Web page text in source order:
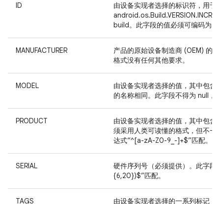
ID
由设备实现者选择的标识符，用
build。此字段的值必须可编码为
MANUFACTURER
产品的原始设备制造商 (OEM) 的
格式没有任何其他要求。
MODEL
由设备实现者选择的值，其中包
的名称相同。此字段不得为 null
PRODUCT
由设备实现者选择的值，其中包
须采用人类可读懂的格式，但不
达式“^[a-zA-Z0-9_-]+$”匹配。
SERIAL
硬件序列号（必须提供）。此字
{6,20})$”匹配。
TAGS
由设备实现者选择的一系列标记